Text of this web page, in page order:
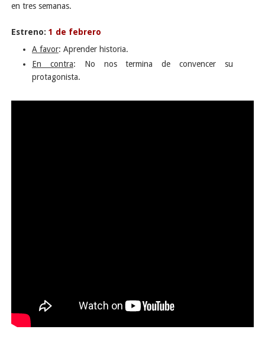
en tres semanas.
Estreno: 1 de febrero
A favor: Aprender historia.
En contra: No nos termina de convencer su
protagonista.